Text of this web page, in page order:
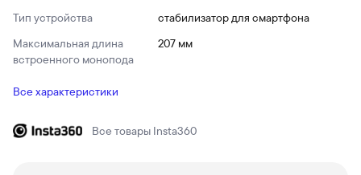
Тип устройства
стабилизатор для смартфона
Максимальная длина
встроенного монопода
207 мм
Все характеристики
Все товары Insta360